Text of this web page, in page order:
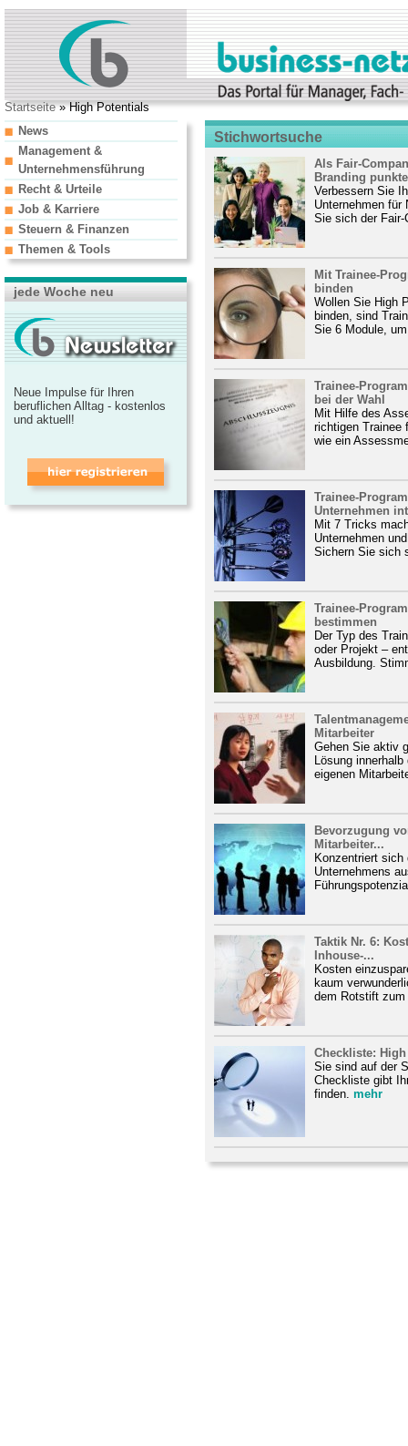
Startseite» High Potentials
Stichwortsuche
Als Fair-
Branding
Verbessern Sie
Unternehmen
Sie sich der Fair-
Mit Trainee-
binden
Wollen Sie High
binden, sind
Sie 6 Module,
Trainee-
bei der Wahl
Mit Hilfe des
richtigen Trainee
wie ein
Trainee-
Unternehmen
Mit 7 Tricks
Unternehmen
Sichern Sie sich
Trainee-
bestimmen
Der Typ des
oder Projekt –
Ausbildung.
Mitarbeiter
Gehen Sie aktiv
Lösung
eigenen
Bevorzugung
Mitarbeiter...
Konzentriert sich
Unternehmens
Taktik Nr. 6:
Inhouse-...
Kosten
kaum
dem Rotstift
Checkliste:
Sie sind auf der
Checkliste gibt
finden. mehr
News
Management &
Unternehmensführung
Recht & Urteile
Job & Karriere
Steuern & Finanzen
Themen & Tools
jede Woche neu
Neue Impulse für Ihren
beruflichen Alltag - kostenlos
und aktuell!